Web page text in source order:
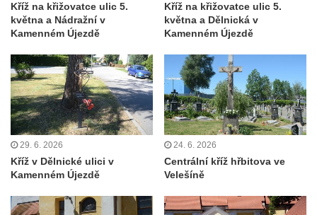
Kříž východně od Dubé nad lesoparkem
Kříž před hřbitovem v Českolipské ulice v
Centrální kříž hřbitova v Dubé
Kříž v Zahradní ulici v Dubé
Kříž v Dlouhé ulici v Dubé
Kříž u kostela Nalezení svatého kříže v
Dubé
Kříž na hřbitově ve Velkém Šenově
Steinův kříž u hřbitova ve Velkém Šenově
Kříž na křižovatce ulic 5.
května a Nádražní v
Kamenném Újezdě
Kříž na křižovatce ulic 5.
května a Dělnická v
Kamenném Újezdě
29. 6. 2026
Kříž v Dělnické ulici v
Kamenném Újezdě
24. 6. 2026
Centrální kříž hřbitova ve
Velešíně